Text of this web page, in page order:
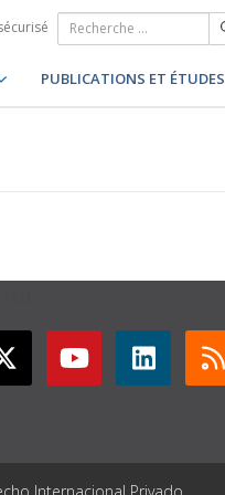
PUBLICATIONS ET ÉTUDES